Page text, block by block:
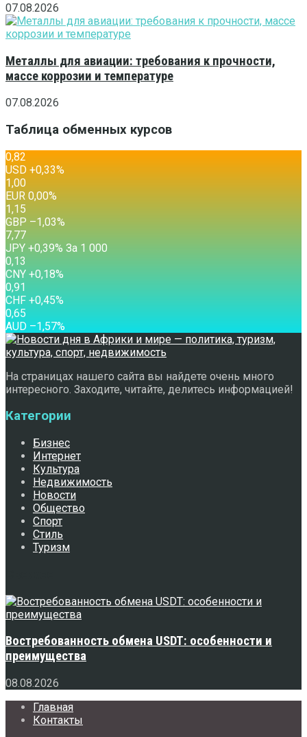
07.08.2026
Металлы для авиации: требования к прочности,
массе коррозии и температуре
07.08.2026
Таблица обменных курсов
0,82
USD +0,33%
1,00
EUR 0,00%
1,15
GBP –1,03%
7,77
JPY +0,39% За 1 000
0,13
CNY +0,18%
0,91
CHF +0,45%
0,65
AUD –1,57%
На страницах нашего сайта вы найдете очень много
интересного. Заходите, читайте, делитесь информацией!
Категории
Бизнес
Интернет
Культура
Недвижимость
Новости
Общество
Спорт
Стиль
Туризм
Востребованность обмена USDT: особенности и
преимущества
08.08.2026
Главная
Контакты